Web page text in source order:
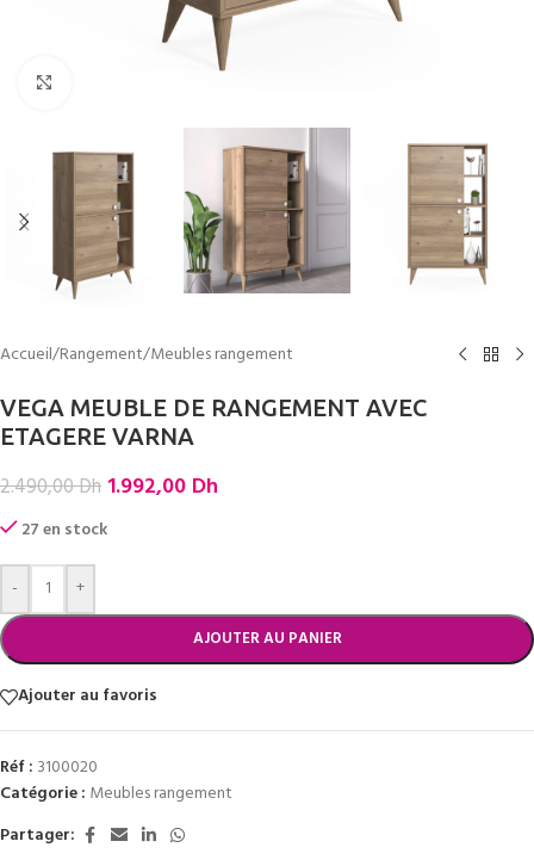
Accueil/Rangement/Meubles rangement
VEGA MEUBLE DE RANGEMENT AVEC
ETAGERE VARNA
2.490,00Dh 1.992,00 Dh
27 en stock
- +
AJOUTER AU PANIER
Ajouter au favoris
Réf : 3100020
Catégorie : Meubles rangement
Partager: